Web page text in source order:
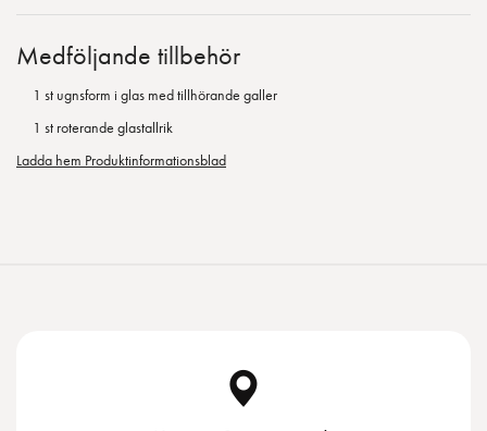
Medföljande tillbehör
1 st ugnsform i glas med tillhörande galler
1 st roterande glastallrik
Ladda hem Produktinformationsblad